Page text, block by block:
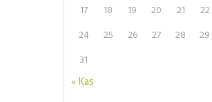
17
18 19 20 21 22
24
25 26 27 28 29
31
« Kas